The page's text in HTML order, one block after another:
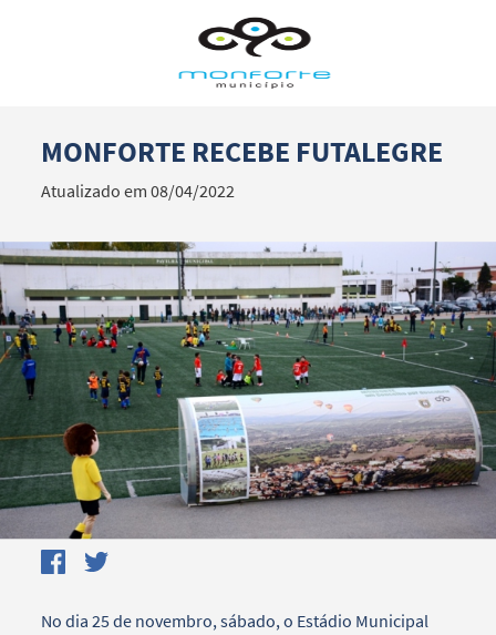
Termo de Pesquisa
Categorias gerais
Filtros
MONFORTE RECEBE FUTALEGRE
Atualizado em 08/04/2022
No dia 25 de novembro, sábado, o Estádio Municipal